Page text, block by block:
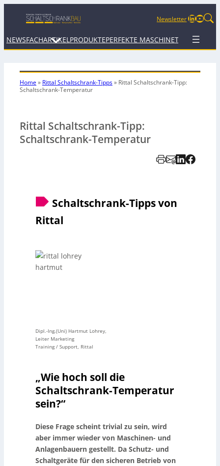
NewsletterLinkedIn
NEWSFACHARTIKEL PRODUKTEPERFEKTE MASCHINETERMINE
Home» Rittal Schaltschrank-Tipps» Rittal Schaltschrank-Tipp:
Schaltschrank-Temperatur
Rittal Schaltschrank-Tipp:
Schaltschrank-Temperatur
Schaltschrank-Tipps von
Rittal
Dipl.-Ing.(Uni) Hartmut Lohrey,
Leiter Marketing
Training / Support, Rittal
„Wie hoch soll die
Schaltschrank-Temperatur
sein?“
Diese Frage scheint trivial zu sein, wird
aber immer wieder von Maschinen- und
Anlagenbauern gestellt. Da Schutz- und
Schaltgeräte für den sicheren Betrieb von